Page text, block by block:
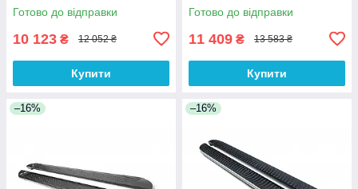
Готово до відправки
10 123 ₴ 12 052 ₴
Купити
Готово до відправки
11 409 ₴ 13 583 ₴
Купити
–16% –16%